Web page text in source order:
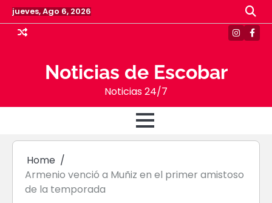
Skip
to
content
jueves, Ago 6, 2026
Noticias de Escobar
Noticias 24/7
Home
Armenio venció a Muñiz en el primer amistoso
de la temporada